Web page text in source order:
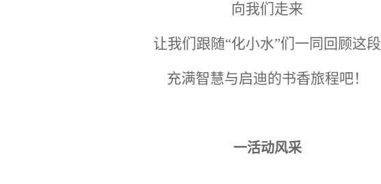
向我们走来
让我们跟随“化小水”们一同回顾这段
充满智慧与启迪的书香旅程吧！
一活动风采